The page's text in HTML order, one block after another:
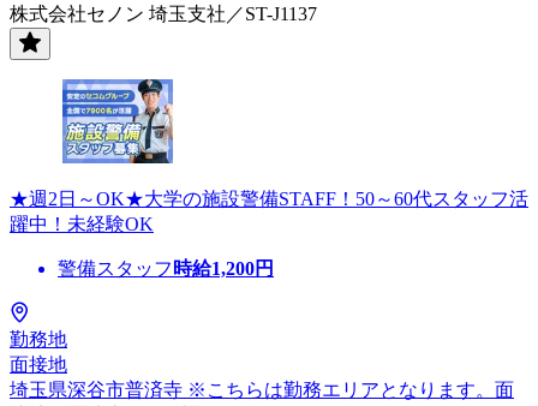
株式会社セノン 埼玉支社／ST-J1137
★週2日～OK★大学の施設警備STAFF！50～60代スタッフ活
躍中！未経験OK
警備スタッフ 時給1,200円
勤務地
面接地
埼玉県深谷市普済寺 ※こちらは勤務エリアとなります。面